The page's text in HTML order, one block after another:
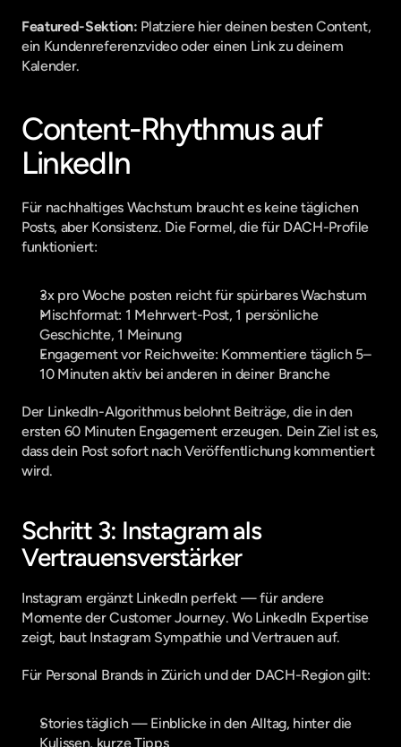
Featured-Sektion: Platziere hier deinen besten Content,
ein Kundenreferenzvideo oder einen Link zu deinem
Kalender.
Content-Rhythmus auf
LinkedIn
Für nachhaltiges Wachstum braucht es keine täglichen
Posts, aber Konsistenz. Die Formel, die für DACH-Profile
funktioniert:
3x pro Woche posten reicht für spürbares Wachstum
Mischformat: 1 Mehrwert-Post, 1 persönliche
Geschichte, 1 Meinung
Engagement vor Reichweite: Kommentiere täglich 5–
10 Minuten aktiv bei anderen in deiner Branche
Der LinkedIn-Algorithmus belohnt Beiträge, die in den
ersten 60 Minuten Engagement erzeugen. Dein Ziel ist es,
dass dein Post sofort nach Veröffentlichung kommentiert
wird.
Schritt 3: Instagram als
Vertrauensverstärker
Instagram ergänzt LinkedIn perfekt — für andere
Momente der Customer Journey. Wo LinkedIn Expertise
zeigt, baut Instagram Sympathie und Vertrauen auf.
Für Personal Brands in Zürich und der DACH-Region gilt:
Stories täglich — Einblicke in den Alltag, hinter die
Kulissen, kurze Tipps